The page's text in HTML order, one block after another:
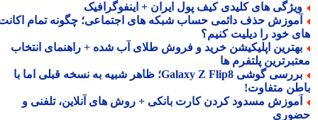
های کلیدی کیف پول ایران + اینفوگرافیک
حذف دائمی حساب شبکه های اجتماعی؛ چگونه تمام اکانت
خود را دیلیت کنیم؟
اپلیکیشن خرید و فروش طلای آب شده + راهنمای انتخاب
پلتفرم ها
بررسی گوشی Galaxy Z Flip8؛ ظاهر شبیه به نسخه قبلی اما با
متفاوت!
مسدود کردن کارت بانکی + روش های آنلاین، تلفنی و